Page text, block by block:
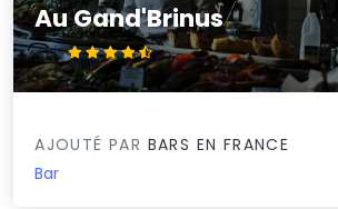
Au Gand'Brinus
4.7/5
AJOUTÉ PAR BARS EN FRANCE
Bar